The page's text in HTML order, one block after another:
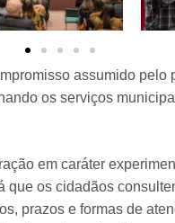
assumido pelo
os serviços
em caráter
que os cidadãos
prazos e formas de